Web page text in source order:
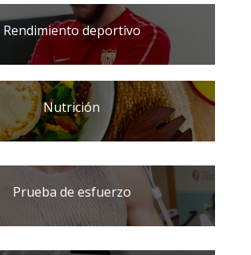
Rendimiento deportivo
Nutrición
Prueba de esfuerzo